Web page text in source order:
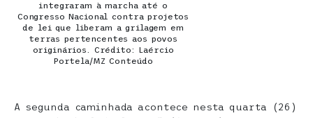
integraram à marcha até o
Congresso Nacional contra projetos
de lei que liberam a grilagem em
terras pertencentes aos povos
originários. Crédito: Laércio
Portela/MZ Conteúdo
A segunda caminhada acontece nesta quarta (26)